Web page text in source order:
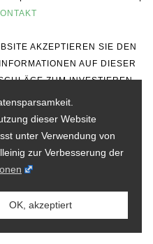
AKZEPTIEREN SIE DEN
AUF DIESER
ZUM INVESTIEREN,
KEINE
ANDERE ART VON
DAR.
dieser Website
unter Verwendung von
zur Verbesserung der
OK, akzeptiert